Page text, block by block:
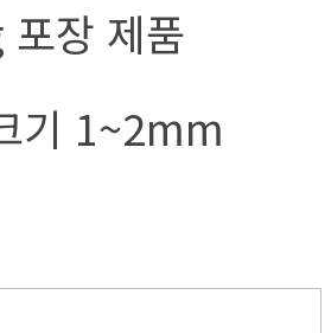
장 제품
기 1~2mm